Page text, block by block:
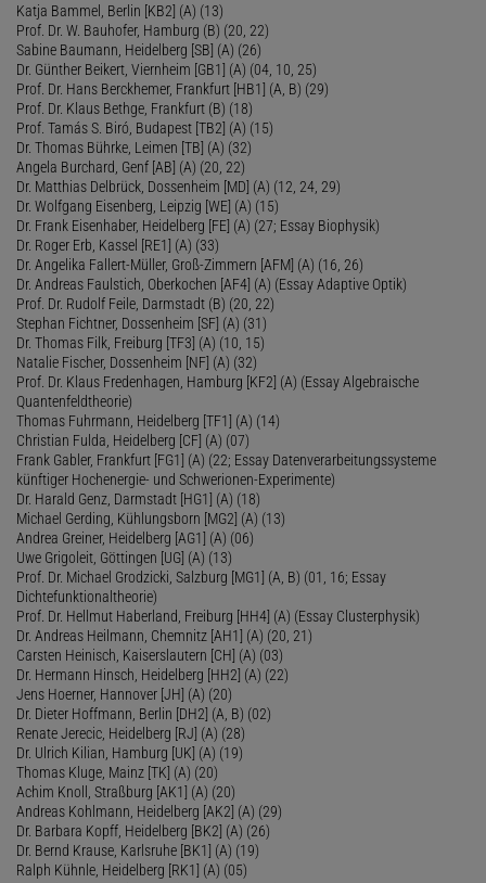
Katja Bammel, Berlin [KB2] (A) (13)
Prof. Dr. W. Bauhofer, Hamburg (B) (20, 22)
Sabine Baumann, Heidelberg [SB] (A) (26)
Dr. Günther Beikert, Viernheim [GB1] (A) (04, 10, 25)
Prof. Dr. Hans Berckhemer, Frankfurt [HB1] (A, B) (29)
Prof. Dr. Klaus Bethge, Frankfurt (B) (18)
Prof. Tamás S. Biró, Budapest [TB2] (A) (15)
Dr. Thomas Bührke, Leimen [TB] (A) (32)
Angela Burchard, Genf [AB] (A) (20, 22)
Dr. Matthias Delbrück, Dossenheim [MD] (A) (12, 24, 29)
Dr. Wolfgang Eisenberg, Leipzig [WE] (A) (15)
Dr. Frank Eisenhaber, Heidelberg [FE] (A) (27; Essay Biophysik)
Dr. Roger Erb, Kassel [RE1] (A) (33)
Dr. Angelika Fallert-Müller, Groß-Zimmern [AFM] (A) (16, 26)
Dr. Andreas Faulstich, Oberkochen [AF4] (A) (Essay Adaptive Optik)
Prof. Dr. Rudolf Feile, Darmstadt (B) (20, 22)
Stephan Fichtner, Dossenheim [SF] (A) (31)
Dr. Thomas Filk, Freiburg [TF3] (A) (10, 15)
Natalie Fischer, Dossenheim [NF] (A) (32)
Prof. Dr. Klaus Fredenhagen, Hamburg [KF2] (A) (Essay Algebraische
Quantenfeldtheorie)
Thomas Fuhrmann, Heidelberg [TF1] (A) (14)
Christian Fulda, Heidelberg [CF] (A) (07)
Frank Gabler, Frankfurt [FG1] (A) (22; Essay Datenverarbeitungssysteme
künftiger Hochenergie- und Schwerionen-Experimente)
Dr. Harald Genz, Darmstadt [HG1] (A) (18)
Michael Gerding, Kühlungsborn [MG2] (A) (13)
Andrea Greiner, Heidelberg [AG1] (A) (06)
Uwe Grigoleit, Göttingen [UG] (A) (13)
Prof. Dr. Michael Grodzicki, Salzburg [MG1] (A, B) (01, 16; Essay
Dichtefunktionaltheorie)
Prof. Dr. Hellmut Haberland, Freiburg [HH4] (A) (Essay Clusterphysik)
Dr. Andreas Heilmann, Chemnitz [AH1] (A) (20, 21)
Carsten Heinisch, Kaiserslautern [CH] (A) (03)
Dr. Hermann Hinsch, Heidelberg [HH2] (A) (22)
Jens Hoerner, Hannover [JH] (A) (20)
Dr. Dieter Hoffmann, Berlin [DH2] (A, B) (02)
Renate Jerecic, Heidelberg [RJ] (A) (28)
Dr. Ulrich Kilian, Hamburg [UK] (A) (19)
Thomas Kluge, Mainz [TK] (A) (20)
Achim Knoll, Straßburg [AK1] (A) (20)
Andreas Kohlmann, Heidelberg [AK2] (A) (29)
Dr. Barbara Kopff, Heidelberg [BK2] (A) (26)
Dr. Bernd Krause, Karlsruhe [BK1] (A) (19)
Ralph Kühnle, Heidelberg [RK1] (A) (05)